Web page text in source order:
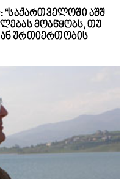
აშშ
მოაწყობს, თუ
ურთიერთობის